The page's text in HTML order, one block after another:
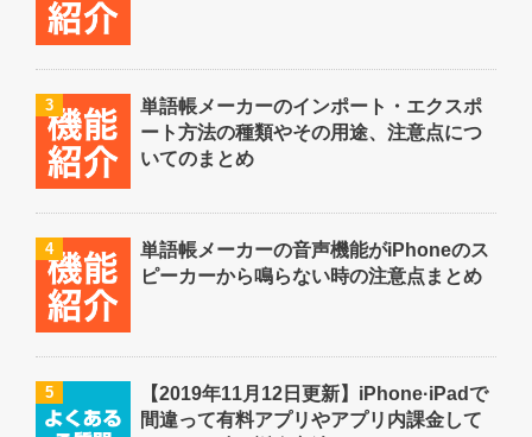
3
単語帳メーカーのインポート・エクスポ
ート方法の種類やその用途、注意点につ
いてのまとめ
4
単語帳メーカーの音声機能がiPhoneのス
ピーカーから鳴らない時の注意点まとめ
5
【2019年11月12日更新】iPhone·iPadで
間違って有料アプリやアプリ内課金して